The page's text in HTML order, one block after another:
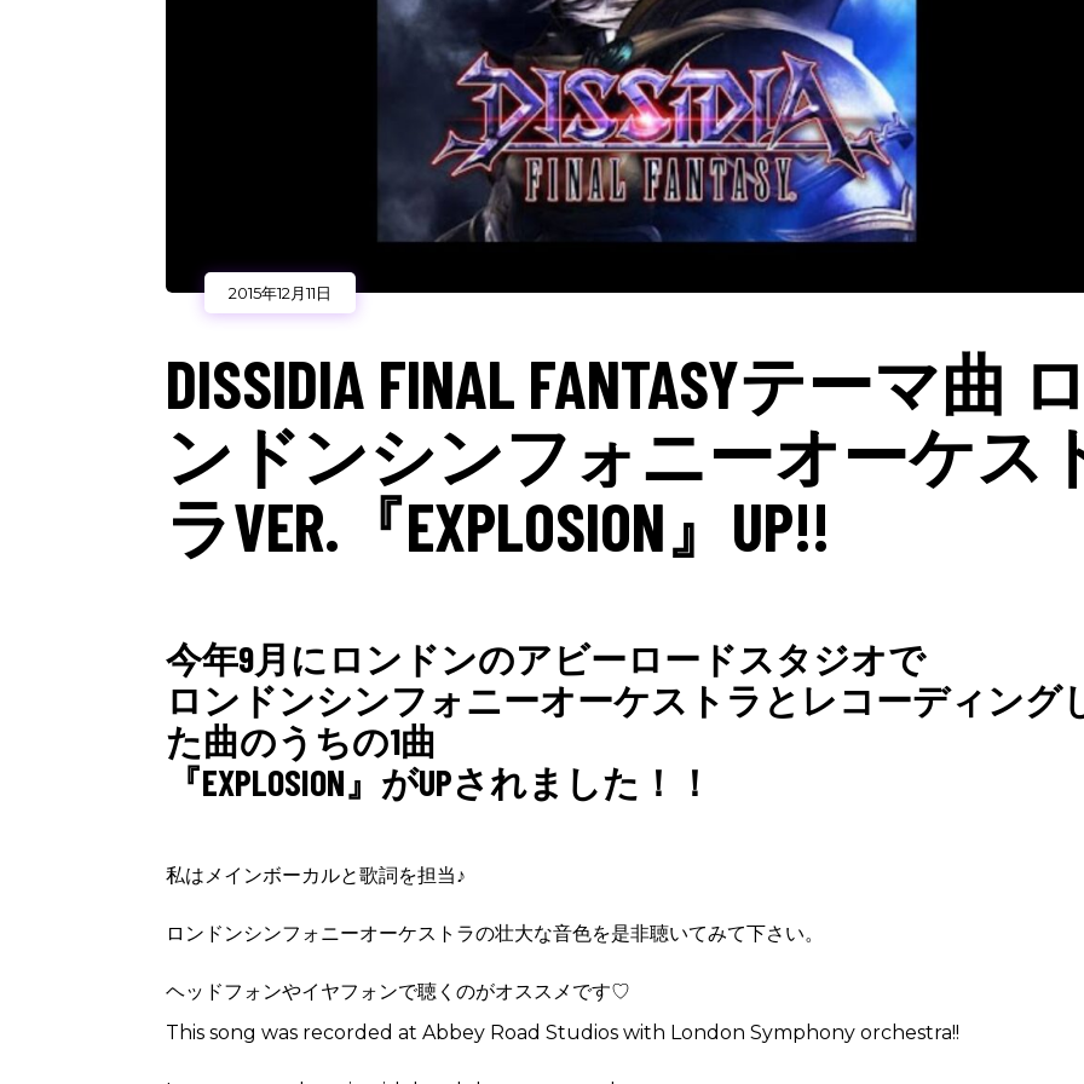
2015年12月11日
DISSIDIA FINAL FANTASYテーマ曲
ンドンシンフォニーオーケス
ラVER.『EXPLOSION』UP!!
今年9月にロンドンのアビーロードスタジオで
ロンドンシンフォニーオーケストラとレコーディング
た曲のうちの1曲
『EXPLOSION』がUPされました！！
私はメインボーカルと歌詞を担当♪
ロンドンシンフォニーオーケストラの壮大な音色を是非聴いてみて下さい。
ヘッドフォンやイヤフォンで聴くのがオススメです♡
This song was recorded at Abbey Road Studios with London Symphony orchestra!!